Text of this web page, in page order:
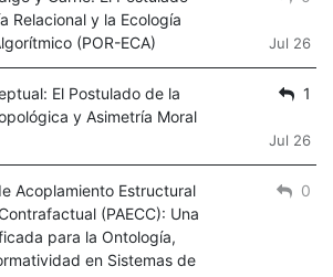
Relacional y la Ecología
(POR-ECA)
Jul 26
El Postulado de la
y Asimetría Moral
1
Jul 26
Acoplamiento Estructural
(PAECC): Una
para la Ontología,
en Sistemas de
0